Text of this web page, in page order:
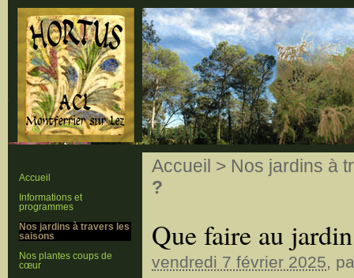
Hortus
Accueil > Nos jardins à
?
Que faire au
vendredi 7 février 2025,
Accueil
Informations et
programmes
Nos jardins à travers les
saisons
Nos plantes coups de
cœur